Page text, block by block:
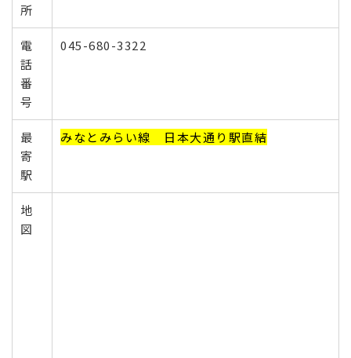
所
電
話
番
号
045-680-3322
最
寄
駅
みなとみらい線 日本大通り駅直結
地
図